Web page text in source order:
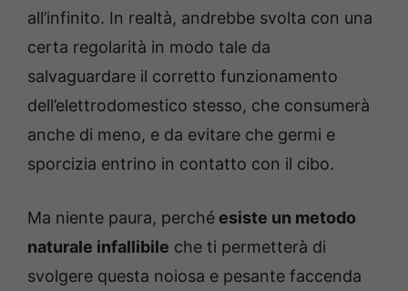
all’infinito. In realtà, andrebbe svolta con una
certa regolarità in modo tale da
salvaguardare il corretto funzionamento
dell’elettrodomestico stesso, che consumerà
anche di meno, e da evitare che germi e
sporcizia entrino in contatto con il cibo.
Ma niente paura, perché esiste un metodo
naturale infallibile che ti permetterà di
svolgere questa noiosa e pesante faccenda